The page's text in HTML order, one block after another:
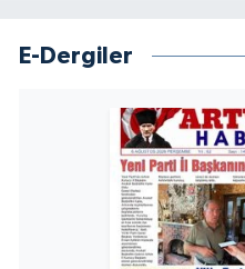
E-Dergiler